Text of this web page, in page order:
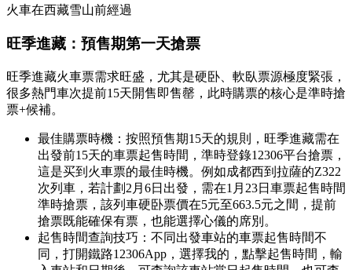
火車在西藏雪山前經過
旺季進藏：預售期第一天搶票
旺季進藏火車票需求旺盛，尤其是硬卧、軟臥票源極度緊張，
很多熱門車次提前15天開售即售罄，此時購票的核心是準時搶
票+候補。
最佳購票時機：按照預售期15天的規則，旺季進藏需在
出發前15天的車票起售時間，準時登錄12306平台搶票，
這是买到火車票的最佳時機。例如成都西到拉薩的Z322
次列車，若計劃2月6日出發，需在1月23日車票起售時間
準時搶票，該列車硬卧票價在5元至663.5元之間，提前
搶票既能確保有票，也能選擇心儀的席別。
起售時間查詢技巧：不同出發車站的車票起售時間不
同，打開鐵路12306App，選擇我的，點擊起售時間，輸